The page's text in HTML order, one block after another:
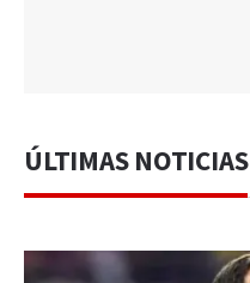
ÚLTIMAS NOTICIAS